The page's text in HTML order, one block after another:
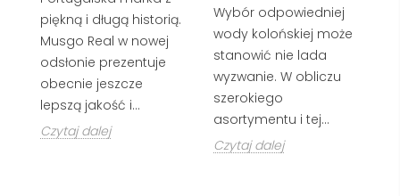
piękną i długą historią.
Musgo Real w nowej
odsłonie prezentuje
obecnie jeszcze
lepszą jakość i...
Czytaj dalej
Wybór odpowiedniej
wody kolońskiej może
stanowić nie lada
wyzwanie. W obliczu
szerokiego
asortymentu i tej...
Czytaj dalej